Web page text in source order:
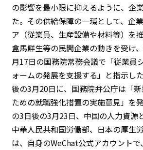
の影響を最小限に抑えるように、企
た。その供給保障の一環として、企
ア（従業員、生産設備や材料等）を推
盒馬鮮生等の民間企業の動きを受け
月17日の国務院常務会議で「従業員
ォームの発展を支援する」と指示し
後の3月20日に、国務院弁公庁は「
ための就職強化措置の実施意見」を
の3日後の3月23日、中国の人力資源
中華人民共和国労働部、日本の厚生
は、自身のWeChat公式アカウント